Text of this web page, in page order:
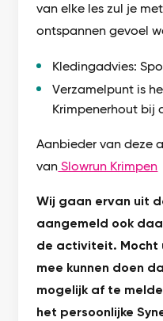
van elke les zul je
ontspannen gevoel
Kledingadvies:
Verzamelpunt is
Krimpenerhout bij
Aanbieder van deze
van Slowrun Krimpen
Wij gaan ervan uit
aangemeld ook
de activiteit. Mocht
mee kunnen doen
mogelijk af te
het persoonlijke